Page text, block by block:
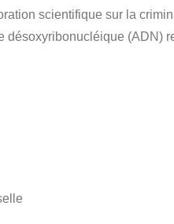
scientifique sur la
désoxyribonucléique (ADN)